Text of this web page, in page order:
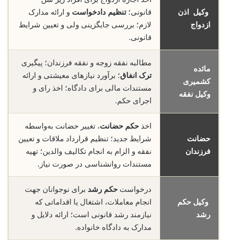
وکیل اذن
ازدواج
قانونی؛تنظیم دادخواست و ارائه مدارک
لازم؛ بررسی جایگزینی ولی و تعیین شرایط
قانونی.
مائده
کشمیری
وکیل نفقه
مطالبه نفقه زوجه و نفقه فرزندان؛ پیگیری
ترک انفاق؛ برآورد نیازهای معیشتی و ارائه
مستندات مالی برای دادگاه؛ اخذ رای و
اجرای حکم.
حضانت
فرزندان
اخذ حکم حضانت، تغییر حضانت به‌واسطه
شرایط جدید؛ تنظیم قرارداد ملاقات و تعیین
نفقه و الزام به انجام تکالیف والدین؛ تهیه
مستندات روانشناسی در صورت نیاز.
وکیل حکم
رشد
درخواست حکم رشد برای نوجوانان جهت
انجام معاملات، اشتغال یا اقداماتی که
نیازمند رشد قانونی است؛ ارائه دلایل و
مدارک به دادگاه خانواده.